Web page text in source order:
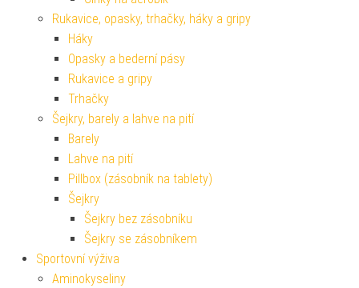
Rukavice, opasky, trhačky, háky a gripy
Háky
Opasky a bederní pásy
Rukavice a gripy
Trhačky
Šejkry, barely a lahve na pití
Barely
Lahve na pití
Pillbox (zásobník na tablety)
Šejkry
Šejkry bez zásobníku
Šejkry se zásobníkem
Sportovní výživa
Aminokyseliny